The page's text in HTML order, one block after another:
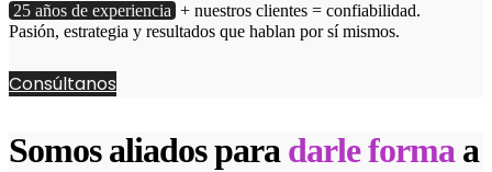
25 años de experiencia + nuestros clientes = confiabilidad.
Pasión, estrategia y resultados que hablan por sí mismos.
Consúltanos
Somos aliados para darle forma a